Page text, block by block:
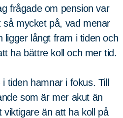
frågade om pension var
så mycket på, vad menar
ligger långt fram i tiden och
ha bättre koll och mer tid.
hamnar i fokus. Till
som är mer akut än
viktigare än att ha koll på